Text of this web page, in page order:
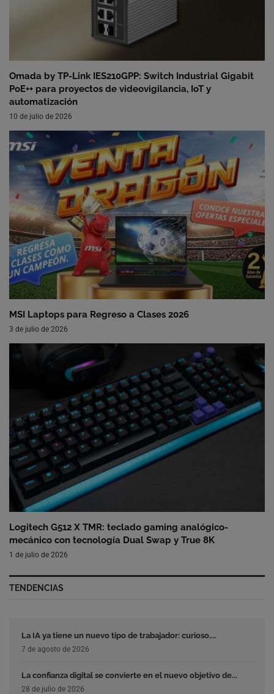
Omada by TP-Link IES210GPP: Switch Industrial Gigabit
PoE++ para proyectos de videovigilancia, IoT y
automatización
10 de julio de 2026
MSI Laptops para Regreso a Clases 2026
3 de julio de 2026
Logitech G512 X TMR: teclado gaming analógico-
mecánico con tecnología Dual Swap y True 8K
1 de julio de 2026
TENDENCIAS
La IA ya tiene un nuevo tipo de trabajador: curioso,...
7 de agosto de 2026
La confianza digital se convierte en el nuevo objetivo de...
28 de julio de 2026